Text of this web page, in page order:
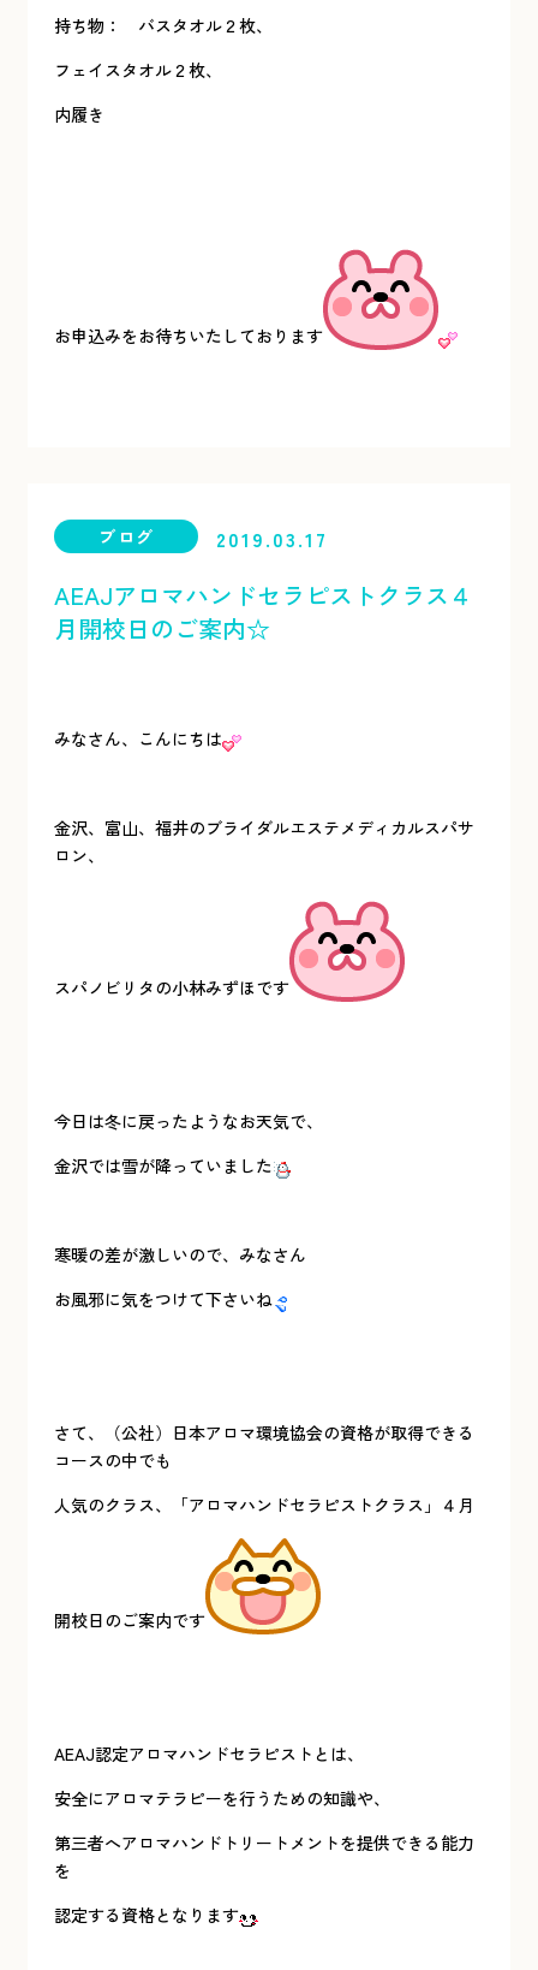
持ち物： バスタオル２枚、
フェイスタオル２枚、
内履き
お申込みをお待ちいたしております
ブログ 2019.03.17
AEAJアロマハンドセラピストクラス４
月開校日のご案内☆
みなさん、こんにちは
金沢、富山、福井のブライダルエステメディカルスパサ
ロン、
スパノビリタの小林みずほです
今日は冬に戻ったようなお天気で、
金沢では雪が降っていました
寒暖の差が激しいので、みなさん
お風邪に気をつけて下さいね
さて、（公社）日本アロマ環境協会の資格が取得できる
コースの中でも
人気のクラス、「アロマハンドセラピストクラス」４月
開校日のご案内です
AEAJ認定アロマハンドセラピストとは、
安全にアロマテラピーを行うための知識や、
第三者へアロマハンドトリートメントを提供できる能力
を
認定する資格となります